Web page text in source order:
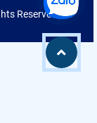
Reserved.